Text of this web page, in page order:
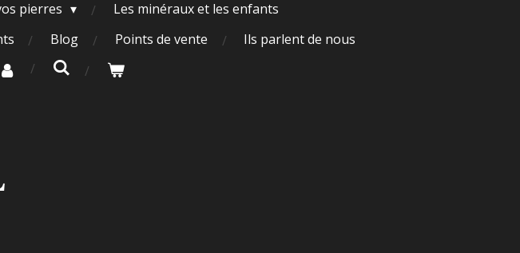
pierres
Les minéraux et les enfants
Blog Points de vente
Ils parlent de nous